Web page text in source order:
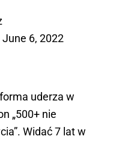
June 6, 2022
uderza w
„500+ nie
Widać 7 lat w